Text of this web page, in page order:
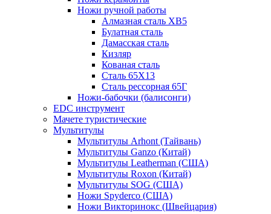
Ножи ручной работы
Алмазная сталь ХВ5
Булатная сталь
Дамасская сталь
Кизляр
Кованая сталь
Сталь 65Х13
Сталь рессорная 65Г
Ножи-бабочки (балисонги)
EDC инструмент
Мачете туристические
Мультитулы
Мультитулы Arhont (Тайвань)
Мультитулы Ganzo (Китай)
Мультитулы Leatherman (США)
Мультитулы Roxon (Китай)
Мультитулы SOG (США)
Ножи Spyderco (США)
Ножи Викторинокс (Швейцария)